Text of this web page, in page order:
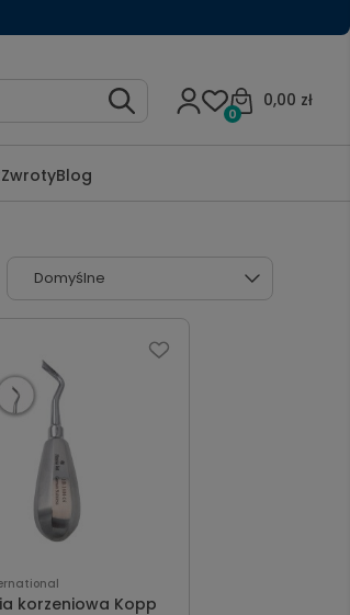
0,00 zł
0
ZwrotyBlog
korzeniowa Kopp